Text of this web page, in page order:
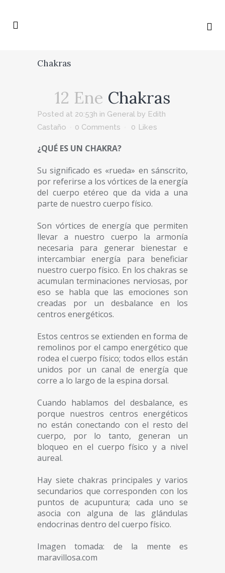
Chakras
12 Ene Chakras
Posted at 20:53h in General by Edith
Castaño
0 Comments 0 Likes
¿QUÉ ES UN CHAKRA?
Su significado es «rueda» en sánscrito,
por referirse a los vórtices de la energía
del cuerpo etéreo que da vida a una
parte de nuestro cuerpo físico.
Son vórtices de energía que permiten
llevar a nuestro cuerpo la armonía
necesaria para generar bienestar e
intercambiar energía para beneficiar
nuestro cuerpo físico. En los chakras se
acumulan terminaciones nerviosas, por
eso se habla que las emociones son
creadas por un desbalance en los
centros energéticos.
Estos centros se extienden en forma de
remolinos por el campo energético que
rodea el cuerpo físico; todos ellos están
unidos por un canal de energía que
corre a lo largo de la espina dorsal.
Cuando hablamos del desbalance, es
porque nuestros centros energéticos
no están conectando con el resto del
cuerpo, por lo tanto, generan un
bloqueo en el cuerpo físico y a nivel
aureal.
Hay siete chakras principales y varios
secundarios que corresponden con los
puntos de acupuntura; cada uno se
asocia con alguna de las glándulas
endocrinas dentro del cuerpo físico.
Imagen tomada: de la mente es
maravillosa.com